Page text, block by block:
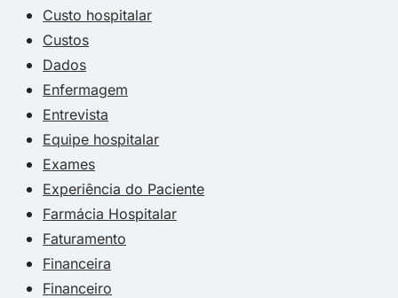
Custo hospitalar
Custos
Dados
Enfermagem
Entrevista
Equipe hospitalar
Exames
Experiência do Paciente
Farmácia Hospitalar
Faturamento
Financeira
Financeiro